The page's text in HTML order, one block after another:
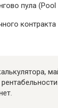
пула (Pool